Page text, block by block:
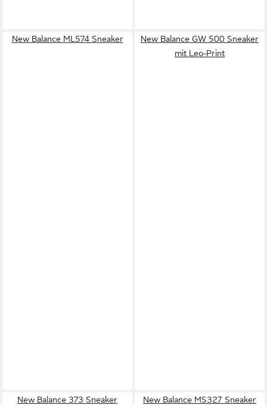
New Balance ML574 Sneaker
New Balance GW 500 Sneaker
mit Leo-Print
New Balance 373 Sneaker New Balance MS327 Sneaker